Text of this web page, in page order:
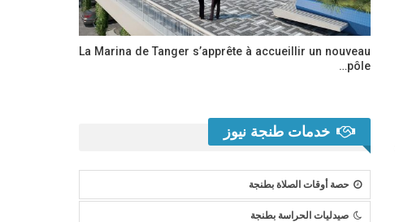
La Marina de Tanger s’apprête à accueillir un nouveau
pôle…
خدمات طنجة نيوز
حصة أوقات الصلاة بطنجة
صيدليات الحراسة بطنجة